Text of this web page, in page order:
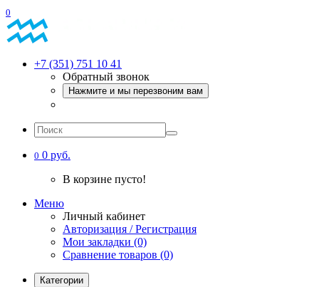
0
+7 (351) 751 10 41
Обратный звонок
Нажмите и мы перезвоним вам
0 0 руб.
В корзине пусто!
Меню
Личный кабинет
Авторизация / Регистрация
Мои закладки (0)
Сравнение товаров (0)
Категории